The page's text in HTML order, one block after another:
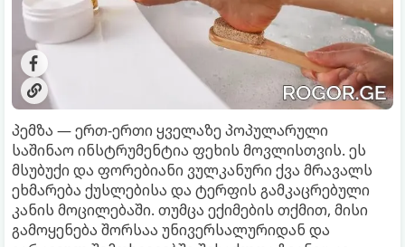
პემზა — ერთ-ერთი ყველაზე პოპულარული
საშინაო ინსტრუმენტია ფეხის მოვლისთვის. ეს
მსუბუქი და ფორებიანი ვულკანური ქვა მრავალს
ეხმარება ქუსლებისა და ტერფის გამკაცრებული
კანის მოცილებაში. თუმცა ექიმების თქმით, მისი
გამოყენება შორსაა უნივერსალურიდან და